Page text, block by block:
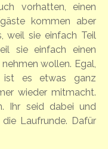
vorhatten, einen
kommen aber
weil sie einfach Teil
sie einfach einen
wollen. Egal,
ist es etwas ganz
wieder mitmacht.
Ihr seid dabei und
Laufrunde. Dafür